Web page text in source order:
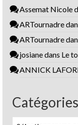
Assemat Nicole
ARTournadre
ARTournadre
josianedans Le
ANNICK
Catégories
Catégories